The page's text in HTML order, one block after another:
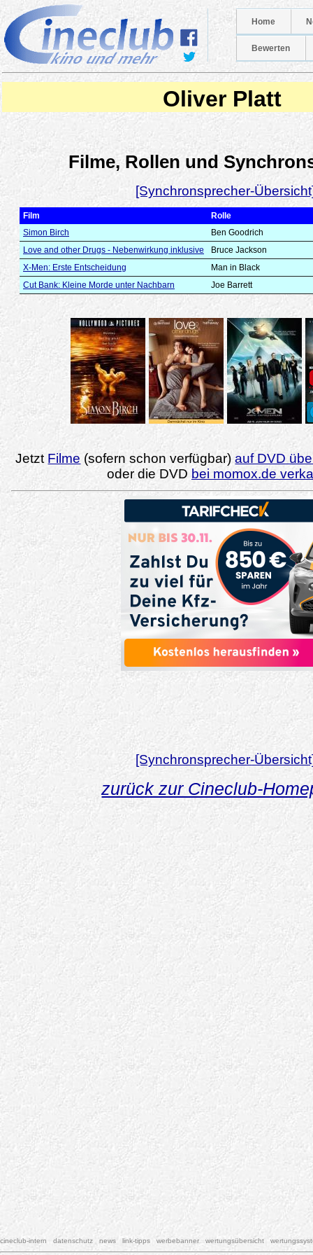
Home
Bewerten
Oliver Platt
Filme, Rollen und
[Synchronsprecher-
Film
Rolle
Simon Birch
Ben Goodrich
Love and other Drugs - Nebenwirkung inklusive
Bruce Jackson
X-Men: Erste Entscheidung
Man in Black
Cut Bank: Kleine Morde unter Nachbarn
Joe Barrett
Jetzt Filme (sofern schon verfügbar)auf DVD
oder die DVD bei momox.de
[Synchronsprecher-
zurück zur Cineclub-
cineclub-intern datenschutz news link-tipps werbebanner wertungsübersicht